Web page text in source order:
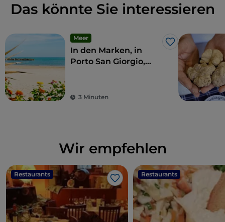
Das könnte Sie interessieren
Meer
Like
In den Marken, in
Porto San Giorgio,
3 Minuten
Wir empfehlen
Restaurants
Like
Restaurants